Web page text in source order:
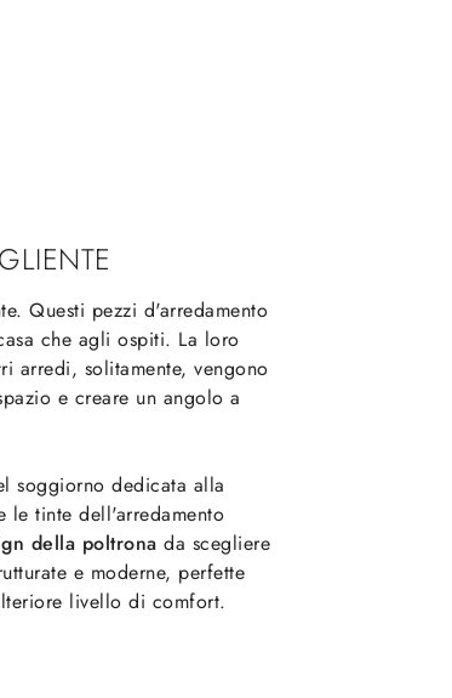
Questi pezzi d'arredamento
che agli ospiti. La loro
arredi, solitamente, vengono
e creare un angolo a
soggiorno dedicata alla
le tinte dell'arredamento
della poltrona da scegliere
e moderne, perfette
livello di comfort.